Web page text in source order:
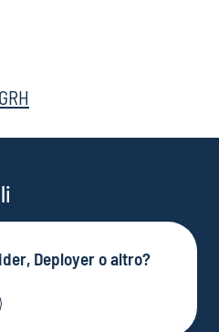
Deployer o altro?